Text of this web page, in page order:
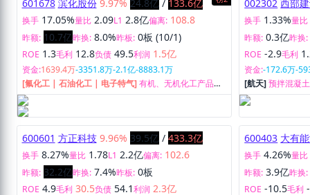
601678 滨化股份 9.97% 24.8亿 / 133.6亿
换手 17.05% 量比 2.09 L1 2.8亿偏离: 108.8
昨额: 10.7亿昨换: 8.0%昨板: 0板 (10/1)
ROE 1.3 毛利 12.8 负债 49.5利润 1.5亿
资金:
[氟化工 | 石油化工 | 电子特气]有机、无机化工产品的
生产、加工与销售。
002302 西部
换手 1.33%量比
昨额: 0.3亿昨换:
ROE -2.9毛利
资金:
[航天]预拌混凝
外维修、检测服
600601 方正科技 9.96% 39.5亿
换手 8.27%量比 1.78L1 2.2亿偏离: 102.6
600403 大有
换手 4.26%量比